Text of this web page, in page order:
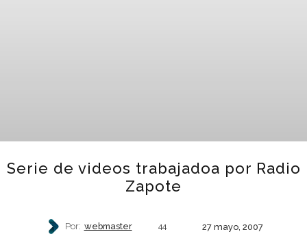
Serie de videos trabajadoa por Radio
Zapote
Por: webmaster 44 27 mayo, 2007